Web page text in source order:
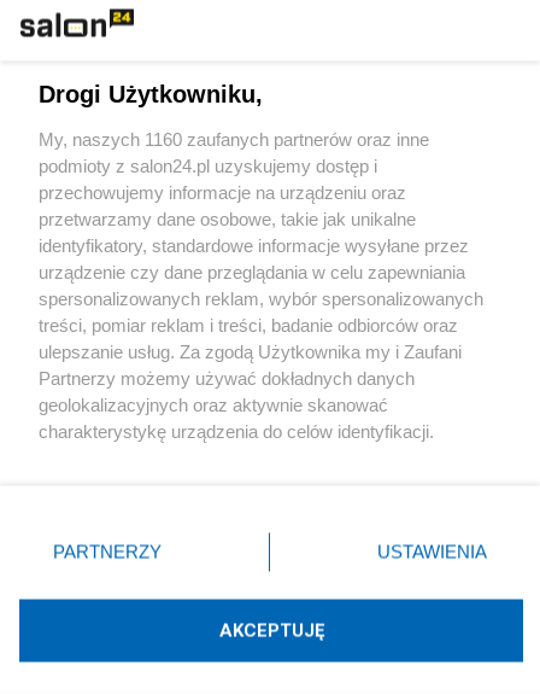
Sport
Społeczeństwo
Kultura
X Facebook Instagram Youtube
Technologię dostarcza:W3media.pl
Drogi Użytkowniku,
My, naszych 1160 zaufanych partnerów oraz inne
podmioty z salon24.pl uzyskujemy dostęp i
przechowujemy informacje na urządzeniu oraz
przetwarzamy dane osobowe, takie jak unikalne
identyfikatory, standardowe informacje wysyłane przez
urządzenie czy dane przeglądania w celu zapewniania
spersonalizowanych reklam, wybór spersonalizowanych
treści, pomiar reklam i treści, badanie odbiorców oraz
ulepszanie usług. Za zgodą Użytkownika my i Zaufani
Partnerzy możemy używać dokładnych danych
geolokalizacyjnych oraz aktywnie skanować
charakterystykę urządzenia do celów identyfikacji.
zmienić/wycofać klikając przycisk ustawień prywatności
znajdujący się w lewym dolnym rogu strony
rodzaje przetwarzania danych nie wymagają zgody
użytkownika, ale masz prawo sprzeciwić się takiemu
przetwarzaniu. Preferencje będą miały zastosowania tylko
PARTNERZY USTAWIENIA
AKCEPTUJĘ